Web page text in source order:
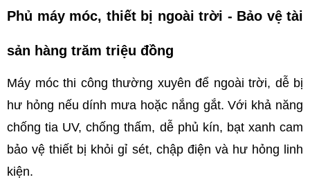
Phủ máy móc, thiết bị ngoài trời - Bảo vệ tài
sản hàng trăm triệu đồng
Máy móc thi công thường xuyên để ngoài trời, dễ bị
hư hỏng nếu dính mưa hoặc nắng gắt. Với khả năng
chống tia UV, chống thấm, dễ phủ kín, bạt xanh cam
bảo vệ thiết bị khỏi gỉ sét, chập điện và hư hỏng linh
kiện.